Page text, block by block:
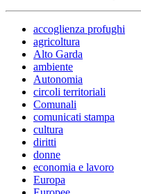
accoglienza profughi
agricoltura
Alto Garda
ambiente
Autonomia
circoli territoriali
Comunali
comunicati stampa
cultura
diritti
donne
economia e lavoro
Europa